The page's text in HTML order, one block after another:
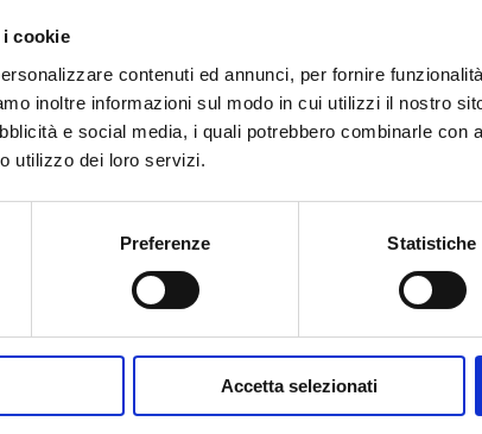
cookie
contenuti ed annunci, per fornire
inoltre informazioni sul modo in cui utilizzi il nostro
e social media, i quali potrebbero combinarle con
utilizzo dei loro servizi.
Preferenze Statistiche
Accetta selezionati
See the products in this
category
Do you need help?